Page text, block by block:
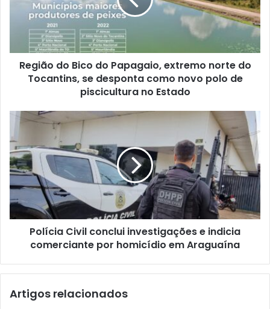
Região do Bico do Papagaio, extremo norte do
Tocantins, se desponta como novo polo de
piscicultura no Estado
Polícia Civil conclui investigações e indicia
comerciante por homicídio em Araguaína
Artigos relacionados